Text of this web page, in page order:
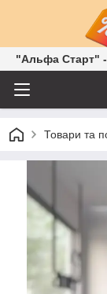
"Альфа Старт" -
Товари та